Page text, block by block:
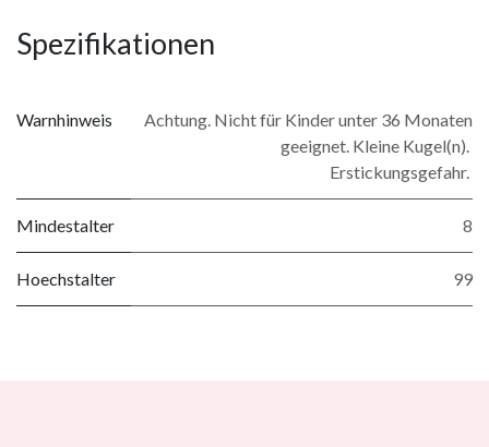
Spezifikationen
Warnhinweis
Achtung. Nicht für Kinder unter 36 Monaten
geeignet. Kleine Kugel(n).
Erstickungsgefahr.
Mindestalter 8
Hoechstalter 99